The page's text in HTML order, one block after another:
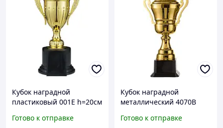
Кубок наградной
пластиковый 001Е h=20см
Готово к отправке
Кубок наградной
металлический 4070B
Готово к отправке